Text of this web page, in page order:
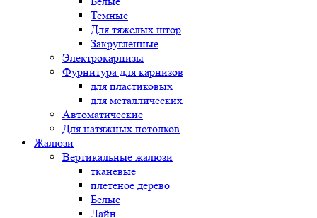
Темные
Для тяжелых штор
Закругленные
Электрокарнизы
Фурнитура для карнизов
для пластиковых
для металлических
Автоматические
Для натяжных потолков
Жалюзи
Вертикальные жалюзи
тканевые
плетеное дерево
Белые
Лайн